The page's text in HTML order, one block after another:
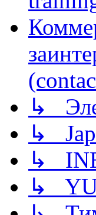
↳
↳
↳
↳